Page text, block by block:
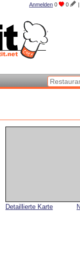
Anmelden 0 0 |
Detaillierte Karte